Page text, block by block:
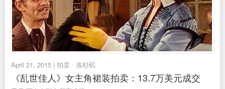
April 21, 2015 | 拍卖 · 洛杉矶
《乱世佳人》女主角裙装拍卖：13.7万美元成交